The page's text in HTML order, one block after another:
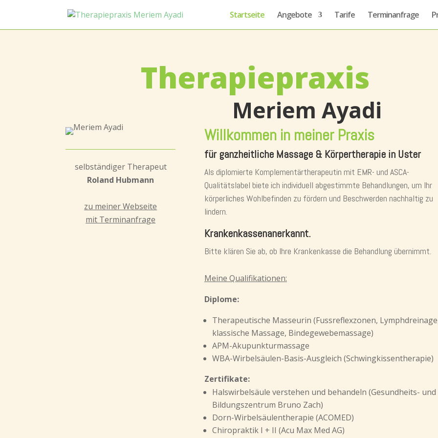
Startseite Angebote Tarife Terminanfrage
Therapiepraxis
Meriem Ayadi
selbständiger Therapeut
Roland Hubmann
zu meiner Webseite
mit Terminanfrage
Willkommen in meiner Praxis
für ganzheitliche Massage & Körpertherapie in Uster
Als diplomierte Komplementärtherapeutin mit EMR- und ASCA-
Qualitätslabel biete ich individuell abgestimmte Behandlungen, um Ihr
körperliches Wohlbefinden zu fördern und Beschwerden nachhaltig zu
lindern.
Krankenkassenanerkannt.
Bitte klären Sie ab, ob Ihre Krankenkasse die Behandlung übernimmt.
Meine Qualifikationen:
Diplome:
Therapeutische Masseurin (Fussreflexzonen,
klassische Massage, Bindegewebemassage)
APM-Akupunkturmassage
WBA-Wirbelsäulen-Basis-Ausgleich (Schwingkissentherapie)
Zertifikate:
Halswirbelsäule verstehen und behandeln (Gesundheits- und
Bildungszentrum Bruno Zach)
Dorn-Wirbelsäulentherapie (ACOMED)
Chiropraktik I + II (Acu Max Med AG)